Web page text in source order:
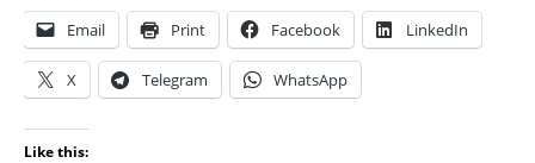
Email Print Facebook LinkedIn
X Telegram WhatsApp
Like this: